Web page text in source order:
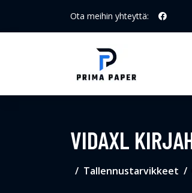
Ota meihin yhteyttä:
VIDAXL
Tallennustarvikkeet